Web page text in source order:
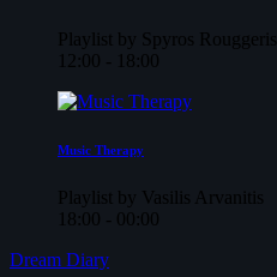
Playlist by Spyros Rouggeris
12:00 - 18:00
Music Therapy
Playlist by Vasilis Arvanitis
18:00 - 00:00
Dream Diary